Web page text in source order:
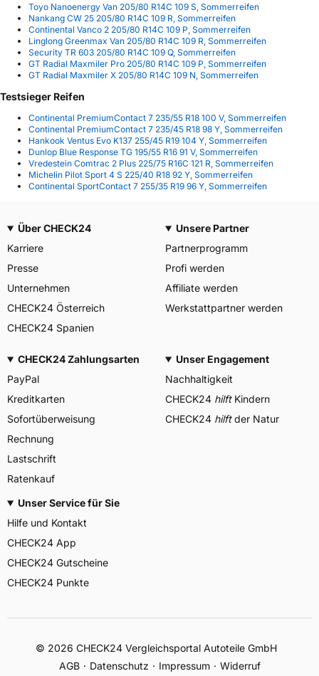
Toyo Nanoenergy Van 205/80 R14C 109 S, Sommerreifen
Nankang CW 25 205/80 R14C 109 R, Sommerreifen
Continental Vanco 2 205/80 R14C 109 P, Sommerreifen
Linglong Greenmax Van 205/80 R14C 109 R, Sommerreifen
Security TR 603 205/80 R14C 109 Q, Sommerreifen
GT Radial Maxmiler Pro 205/80 R14C 109 P, Sommerreifen
GT Radial Maxmiler X 205/80 R14C 109 N, Sommerreifen
Testsieger Reifen
Continental PremiumContact 7 235/55 R18 100 V, Sommerreifen
Continental PremiumContact 7 235/45 R18 98 Y, Sommerreifen
Hankook Ventus Evo K137 255/45 R19 104 Y, Sommerreifen
Dunlop Blue Response TG 195/55 R16 91 V, Sommerreifen
Vredestein Comtrac 2 Plus 225/75 R16C 121 R, Sommerreifen
Michelin Pilot Sport 4 S 225/40 R18 92 Y, Sommerreifen
Continental SportContact 7 255/35 R19 96 Y, Sommerreifen
Über CHECK24
Karriere
Presse
Unternehmen
CHECK24 Österreich
CHECK24 Spanien
Unsere Partner
Partnerprogramm
Profi werden
Affiliate werden
Werkstattpartner werden
CHECK24 Zahlungsarten
PayPal
Kreditkarten
Sofortüberweisung
Rechnung
Lastschrift
Ratenkauf
Unser Engagement
Nachhaltigkeit
CHECK24 hilftKindern
CHECK24 hilftder Natur
Unser Service für Sie
Hilfe und Kontakt
CHECK24 App
CHECK24 Gutscheine
CHECK24 Punkte
© 2026 CHECK24 Vergleichsportal Autoteile GmbH
AGB
Datenschutz Impressum Widerruf